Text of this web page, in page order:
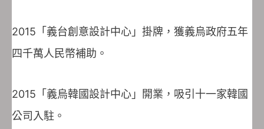
2015「義台創意設計中心」掛牌，獲義烏政府五年
四千萬人民幣補助。
2015「義烏韓國設計中心」開業，吸引十一家韓國
公司入駐。